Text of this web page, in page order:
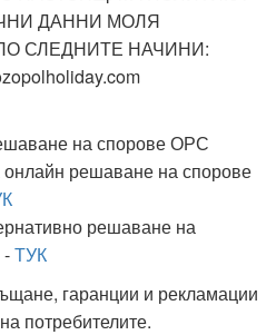
ДАННИ МОЛЯ
СЛЕДНИТЕ НАЧИНИ:
на спорове ОРС
решаване на спорове
решаване на
ТУК
гаранции и рекламации
потребителите.